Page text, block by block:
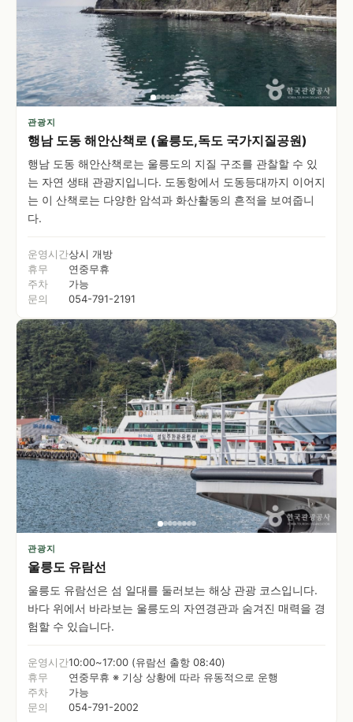
관광지
행남 도동 해안산책로 (울릉도,독도 국가지질공원)
행남 도동 해안산책로는 울릉도의 지질 구조를 관찰할 수 있
는 자연 생태 관광지입니다. 도동항에서 도동등대까지 이어지
는 이 산책로는 다양한 암석과 화산활동의 흔적을 보여줍니
다.
운영시간상시 개방
휴무
연중무휴
주차
가능
문의
054-791-2191
관광지
울릉도 유람선
울릉도 유람선은 섬 일대를 둘러보는 해상 관광 코스입니다.
바다 위에서 바라보는 울릉도의 자연경관과 숨겨진 매력을 경
험할 수 있습니다.
운영시간10:00~17:00 (유람선 출항 08:40)
휴무
연중무휴 ※ 기상 상황에 따라 유동적으로 운행
주차
가능
문의
054-791-2002